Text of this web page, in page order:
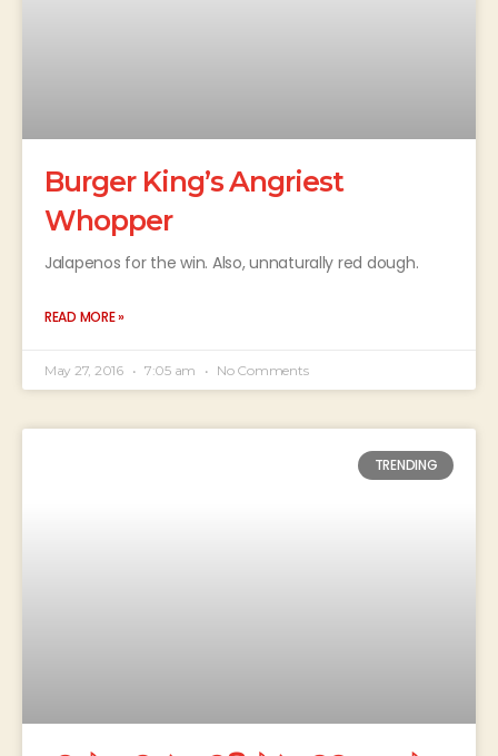
Burger King’s Angriest
Whopper
Jalapenos for the win. Also, unnaturally red dough.
READ MORE »
May 27, 2016 7:05 am No Comments
TRENDING